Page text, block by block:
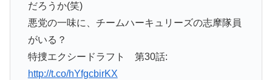
だろうか(笑)
悪党の一味に、チームハーキュリーズの志摩隊員
がいる？
特捜エクシードラフト 第30話:
http://t.co/hYfgcbirKX